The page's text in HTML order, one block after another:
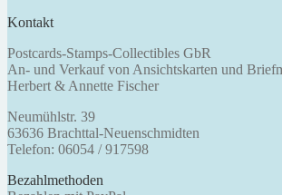
Kontakt
Postcards-Stamps-Collectibles GbR
An- und Verkauf von Ansichtskarten und
Herbert & Annette Fischer
Neumühlstr. 39
63636 Brachttal-Neuenschmidten
Telefon: 06054 / 917598
Bezahlmethoden